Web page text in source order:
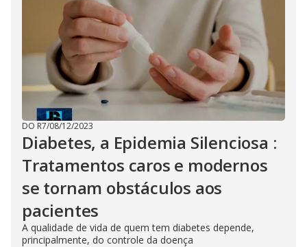
DO R7/08/12/2023
Diabetes, a Epidemia Silenciosa :
Tratamentos caros e modernos
se tornam obstáculos aos
pacientes
A qualidade de vida de quem tem diabetes depende,
principalmente, do controle da doença